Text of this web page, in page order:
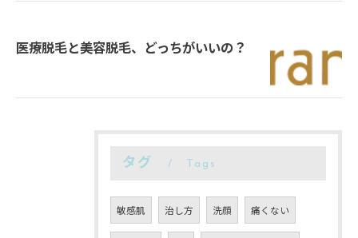
医療脱毛と美容脱毛、どっちがいいの？
タグ Tags
敏感肌 治し方 洗顔 痛くない